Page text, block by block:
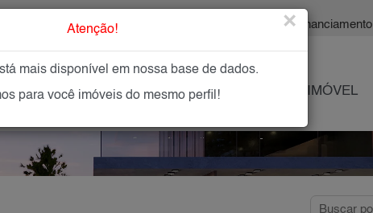
| Financiamento
NOVOS IMOBILIÁRIAS OFEREÇA SEU IMÓVEL
Atenção! ×
mais disponível em nossa base de dados.
para você imóveis do mesmo perfil!